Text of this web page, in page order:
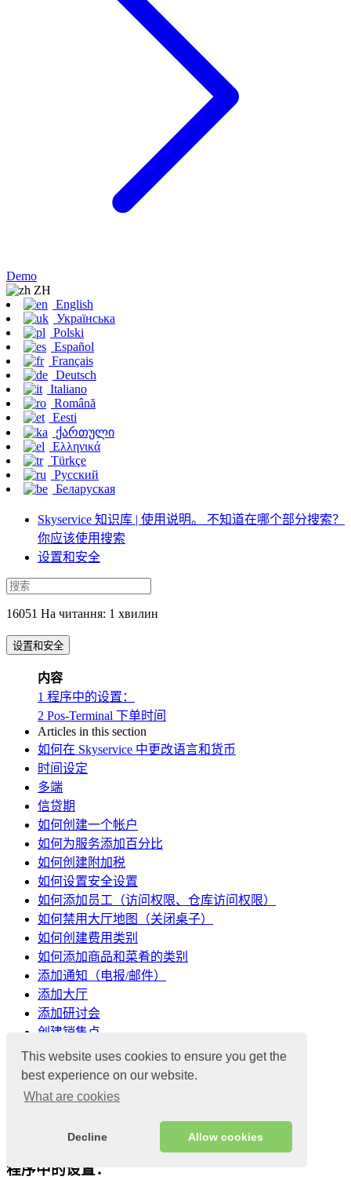
This website uses cookies to ensure you get the
best experience on our website.
What are cookies
Decline Allow cookies
Demo
ZH
English
Українська
Polski
Español
Français
Deutsch
Italiano
Română
Eesti
ქართული
Ελληνικά
Türkçe
Русский
Беларуская
Skyservice 知识库 | 使用说明。 不知道在哪个部分搜索？
你应该使用搜索
设置和安全
16051 На читання: 1 хвилин
设置和安全
内容
1 程序中的设置：
2 Pos-Terminal 下单时间
Articles in this section
如何在 Skyservice 中更改语言和货币
时间设定
多端
信贷期
如何创建一个帐户
如何为服务添加百分比
如何创建附加税
如何设置安全设置
如何添加员工（访问权限、仓库访问权限）
如何禁用大厅地图（关闭桌子）
如何创建费用类别
如何添加商品和菜肴的类别
添加通知（电报/邮件）
添加大厅
添加研讨会
创建销售点
配置基本设置
如何在大厅地图上安排桌子
时间设定
程序中的设置：